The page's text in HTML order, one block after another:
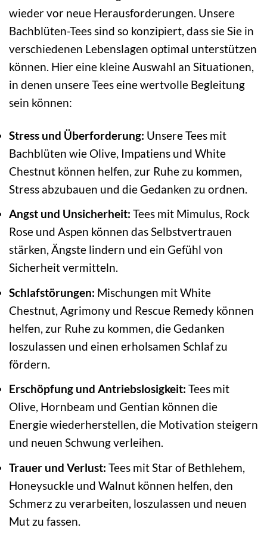
wieder vor neue Herausforderungen. Unsere
Bachblüten-Tees sind so konzipiert, dass sie Sie in
verschiedenen Lebenslagen optimal unterstützen
können. Hier eine kleine Auswahl an Situationen,
in denen unsere Tees eine wertvolle Begleitung
sein können:
Stress und Überforderung: Unsere Tees mit
Bachblüten wie Olive, Impatiens und White
Chestnut können helfen, zur Ruhe zu kommen,
Stress abzubauen und die Gedanken zu ordnen.
Angst und Unsicherheit: Tees mit Mimulus, Rock
Rose und Aspen können das Selbstvertrauen
stärken, Ängste lindern und ein Gefühl von
Sicherheit vermitteln.
Schlafstörungen: Mischungen mit White
Chestnut, Agrimony und Rescue Remedy können
helfen, zur Ruhe zu kommen, die Gedanken
loszulassen und einen erholsamen Schlaf zu
fördern.
Erschöpfung und Antriebslosigkeit: Tees mit
Olive, Hornbeam und Gentian können die
Energie wiederherstellen, die Motivation steigern
und neuen Schwung verleihen.
Trauer und Verlust: Tees mit Star of Bethlehem,
Honeysuckle und Walnut können helfen, den
Schmerz zu verarbeiten, loszulassen und neuen
Mut zu fassen.